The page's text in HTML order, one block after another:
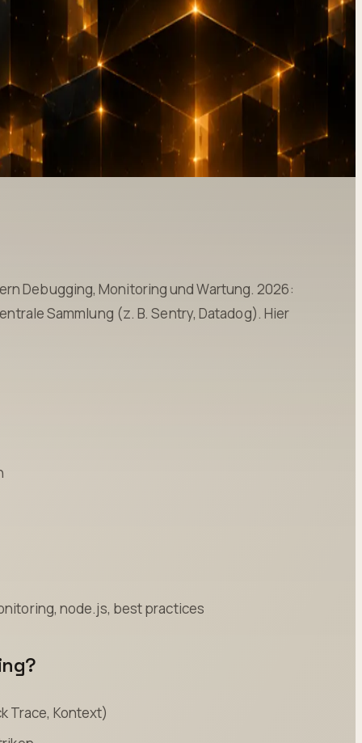
Debugging, Monitoring und Wartung. 2026:
Sammlung (z. B. Sentry, Datadog). Hier
node.js, best practices
Trace, Kontext)